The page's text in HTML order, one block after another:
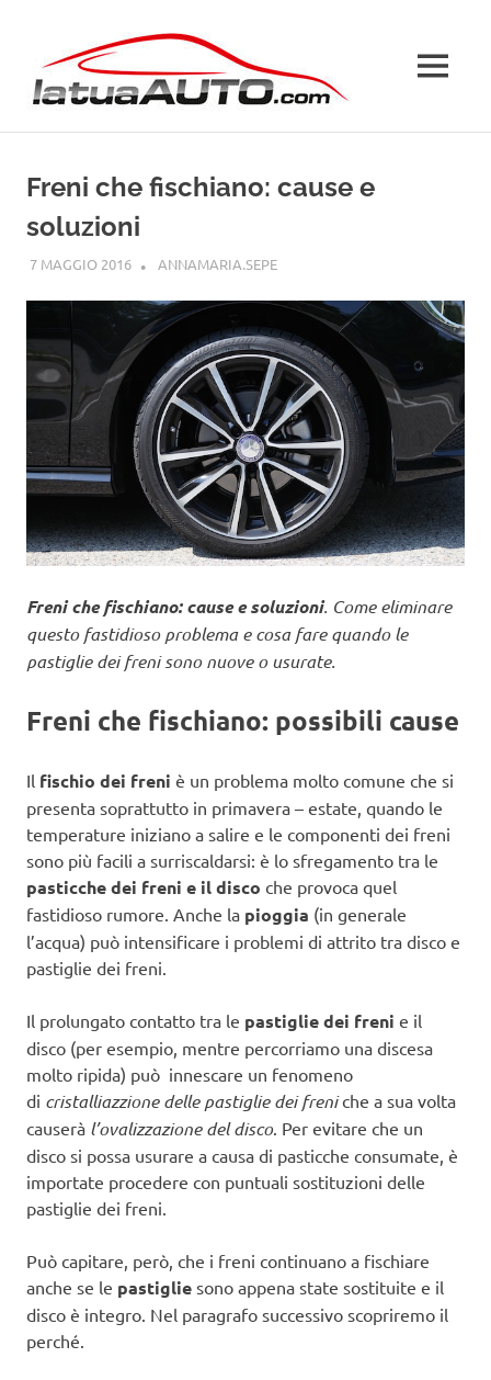
contenuto
MENU
Freni che fischiano: cause e
soluzioni
7 MAGGIO 2016 ANNAMARIA.SEPEGUIDE
Freni che fischiano: cause e soluzioni. Come eliminare
questo fastidioso problema e cosa fare quando le
pastiglie dei freni sono nuove o usurate.
Freni che fischiano: possibili cause
Il fischio dei freni è un problema molto comune che si
presenta soprattutto in primavera – estate, quando le
temperature iniziano a salire e le componenti dei freni
sono più facili a surriscaldarsi: è lo sfregamento tra le
pasticche dei freni e il disco che provoca quel
fastidioso rumore. Anche la pioggia (in generale
l’acqua) può intensificare i problemi di attrito tra disco e
pastiglie dei freni.
Il prolungato contatto tra le pastiglie dei freni e il
disco (per esempio, mentre percorriamo una discesa
molto ripida) può innescare un fenomeno
di cristalliazzione delle pastiglie dei freniche a sua volta
causerà l’ovalizzazione del disco. Per evitare che un
disco si possa usurare a causa di pasticche consumate, è
importate procedere con puntuali sostituzioni delle
pastiglie dei freni.
Può capitare, però, che i freni continuano a fischiare
anche se le pastiglie sono appena state sostituite e il
disco è integro. Nel paragrafo successivo scopriremo il
perché.